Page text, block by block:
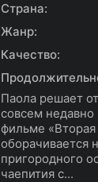
Страна:
Жанр:
Качество:
Паола решает
совсем недавно
фильме «Вторая
оборачивается
пригородного
чаепития с...